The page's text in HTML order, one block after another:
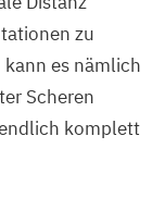
zu
es nämlich
Scheren
komplett